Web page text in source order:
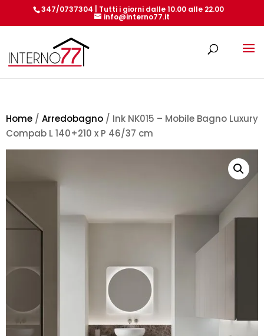
347/0737304 | Tutti i giorni dalle 10.00 alle 22.00
info@interno77.it
Home / Arredobagno / Ink NK015 – Mobile Bagno Luxury
Compab L 140+210 x P 46/37 cm